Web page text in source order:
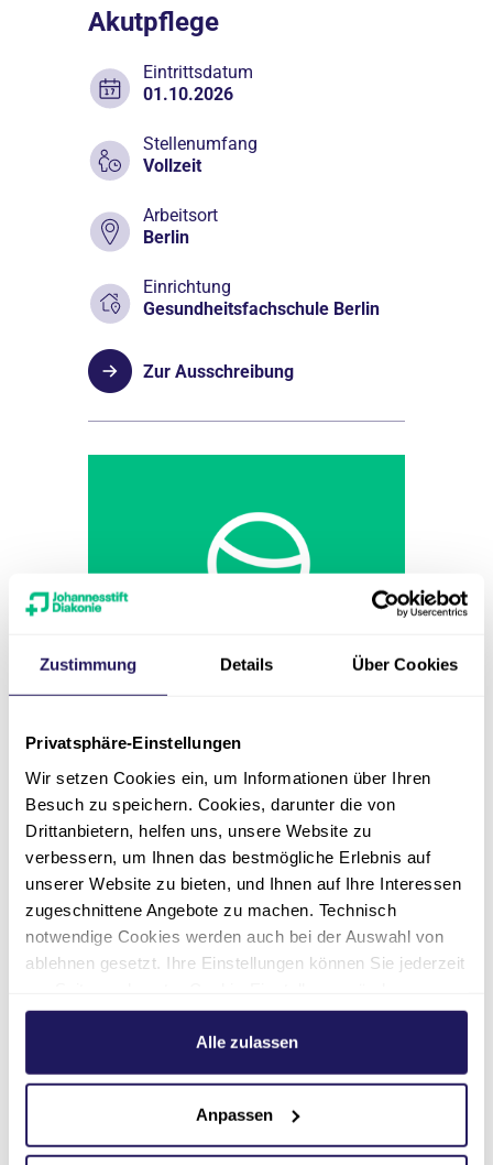
Zustimmung Details Über Cookies
Privatsphäre-Einstellungen
Wir setzen Cookies ein, um Informationen über Ihren
Besuch zu speichern. Cookies, darunter die von
Drittanbietern, helfen uns, unsere Website zu
verbessern, um Ihnen das bestmögliche Erlebnis auf
unserer Website zu bieten, und Ihnen auf Ihre Interessen
zugeschnittene Angebote zu machen. Technisch
notwendige Cookies werden auch bei der Auswahl von
ablehnen gesetzt. Ihre Einstellungen können Sie jederzeit
Weitere Informationen hierzu finden Sie in unserer
.
Alle zulassen
Anpassen
Akutpflege
Eintrittsdatum
01.10.2026
Stellenumfang
Vollzeit
Arbeitsort
Berlin
Einrichtung
Gesundheitsfachschule Berlin
Zur Ausschreibung
Pflege
Ausbildung
Pflegefachfrau *
Pflegefachmann
Kinderkrankenpflege oder
Eintrittsdatum
01.04.2027
Stellenumfang
Vollzeit